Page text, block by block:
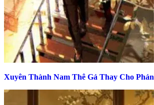
Xuyên Thành Nam Thê Gả Thay Cho